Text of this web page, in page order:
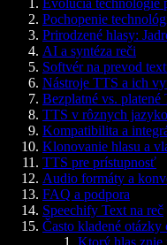
Pochopenie
Prirodzené hlasy:
AI a syntéza reči
Softvér na prevod
Nástroje TTS a ich
Bezplatné vs. platené
TTS v rôznych
Kompatibilita a
Klonovanie hlasu a
TTS pre prístupnosť
Audio formáty a
FAQ a podpora
Speechify Text na reč
Často kladené otázky
Ktorý hlas znie